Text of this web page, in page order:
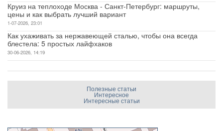
Круиз на теплоходе Москва - Санкт-Петербург: маршруты,
цены и как выбрать лучший вариант
1-07-2026, 23:01
Как ухаживать за нержавеющей сталью, чтобы она всегда
блестела: 5 простых лайфхаков
30-06-2026, 14:19
Полезные статьи
Интересное
Интересные статьи